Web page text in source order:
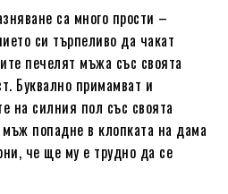
са много прости –
си търпеливо да чакат
печелят мъжа със своята
Буквално примамват и
на силния пол със своята
попадне в клопката на дама
че ще му е трудно да се